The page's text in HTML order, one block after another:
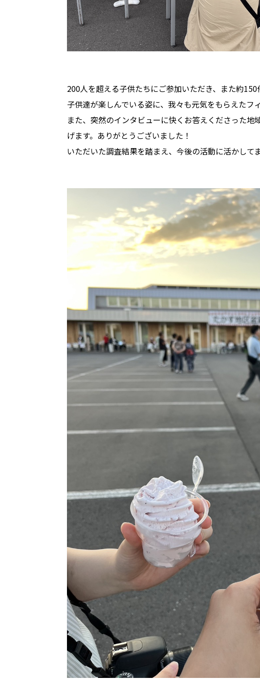
200人を超える子供たちにご参加いただき、また約150
子供達が楽しんでいる姿に、我々も元気をもらえたフ
また、突然のインタビューに快くお答えくださった
げます。ありがとうございました！
いただいた調査結果を踏まえ、今後の活動に活かして